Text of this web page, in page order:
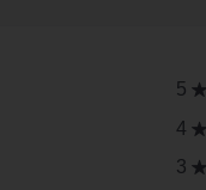
5
4
3